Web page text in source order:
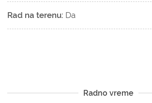
Radno vreme
Rad na terenu: Da